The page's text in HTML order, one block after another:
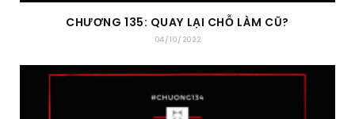
CHƯƠNG 135: QUAY LẠI CHỖ LÀM CŨ?
04/10/2022